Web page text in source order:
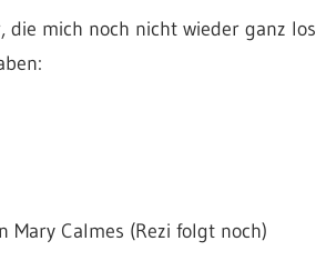
mich noch nicht wieder ganz
Calmes (Rezi folgt noch)